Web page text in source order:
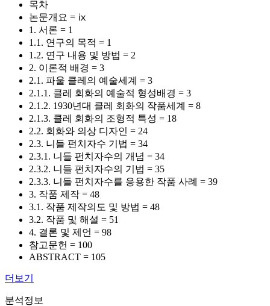
목차
논문개요 = ⅸ
1. 서론 = 1
1.1. 연구의 목적 = 1
1.2. 연구 내용 및 방법 = 2
2. 이론적 배경 = 3
2.1. 파울 클레의 예술세계 = 3
2.1.1. 클레 회화의 예술적 형성배경 = 3
2.1.2. 1930년대 클레 회화의 작품세계 = 8
2.1.3. 클레 회화의 조형적 특성 = 18
2.2. 회화와 의상 디자인 = 24
2.3. 니들 펀치자수 기법 = 34
2.3.1. 니들 펀치자수의 개념 = 34
2.3.2. 니들 펀치자수의 기법 = 35
2.3.3. 니들 펀치자수를 응용한 작품 사례 = 39
3. 작품 제작 = 48
3.1. 작품 제작의도 및 방법 = 48
3.2. 작품 및 해설 = 51
4. 결론 및 제언 = 98
참고문헌 = 100
ABSTRACT = 105
더보기
분석정보